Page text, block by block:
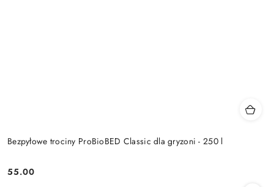
Bezpyłowe trociny ProBioBED Classic dla gryzoni - 250 l
Cena:
55.00